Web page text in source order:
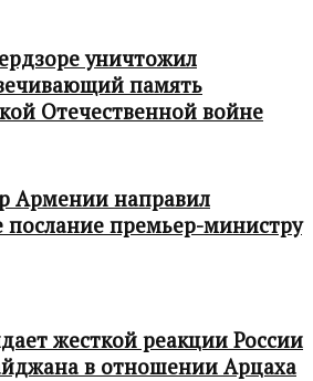
уничтожил
память
Отечественной войне
Армении направил
послание премьер-министру
жесткой реакции России
в отношении Арцаха